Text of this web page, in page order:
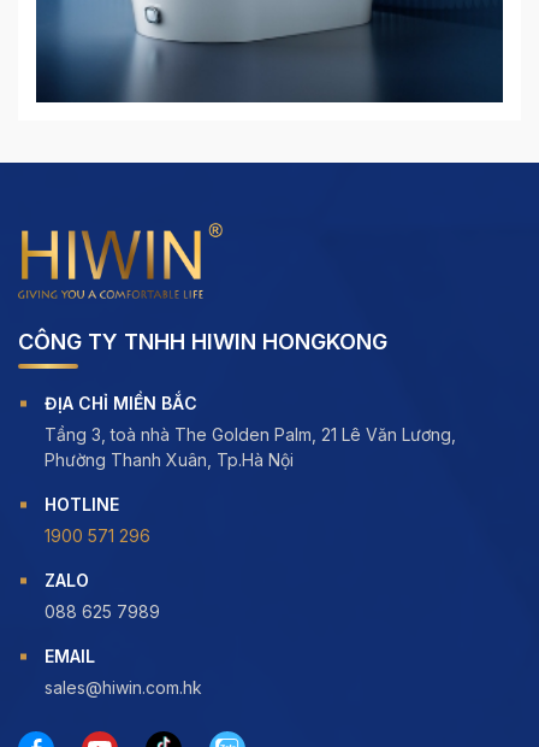
CÔNG TY TNHH HIWIN HONGKONG
ĐỊA CHỈ MIỀN BẮC
Tầng 3, toà nhà The Golden Palm, 21 Lê Văn Lương,
Phường Thanh Xuân, Tp.Hà Nội
HOTLINE
1900 571 296
ZALO
088 625 7989
EMAIL
sales@hiwin.com.hk